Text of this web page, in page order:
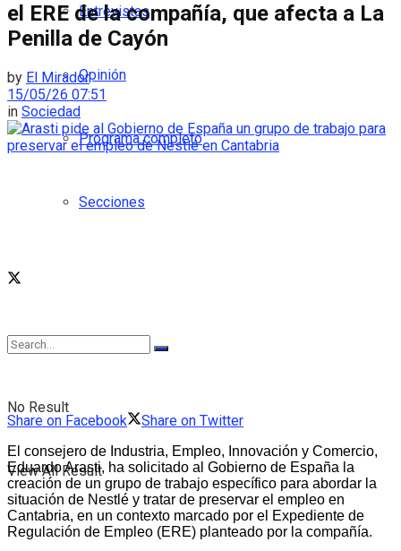
Entrevistas
Opinión
Programa completo
Secciones
No Result
View All Result
el ERE de la compañía, que afecta a La
Penilla de Cayón
by El Mirador
15/05/26 07:51
in Sociedad
Share on Facebook Share on Twitter
El consejero de Industria, Empleo, Innovación y Comercio,
Eduardo Arasti, ha solicitado al Gobierno de España la
creación de un grupo de trabajo específico para abordar la
situación de Nestlé y tratar de preservar el empleo en
Cantabria, en un contexto marcado por el Expediente de
Regulación de Empleo (ERE) planteado por la compañía.